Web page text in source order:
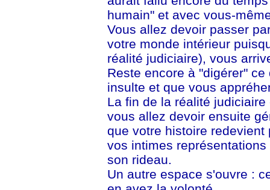
humain" et avec vous-
Vous allez devoir passer
votre monde intérieur
réalité judiciaire), vous
Reste encore à "digérer"
insulte et que vous
La fin de la réalité
vous allez devoir ensuite
que votre histoire
vos intimes
son rideau.
Un autre espace s'ouvre :